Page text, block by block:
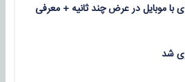
با موبایل در عرض چند ثانیه + معرفی
شد